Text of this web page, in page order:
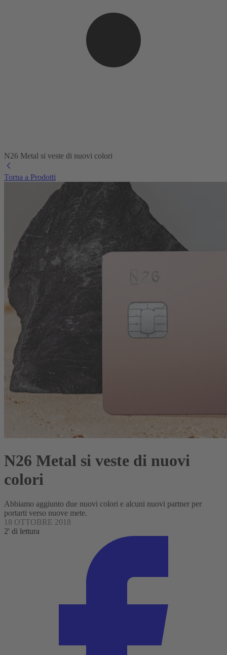
N26 Metal si veste di nuovi colori
Torna a Prodotti
N26 Metal si veste di nuovi
colori
Abbiamo aggiunto due nuovi colori e alcuni nuovi partner per
portarti verso nuove mete.
18 OTTOBRE 2018
2' di lettura